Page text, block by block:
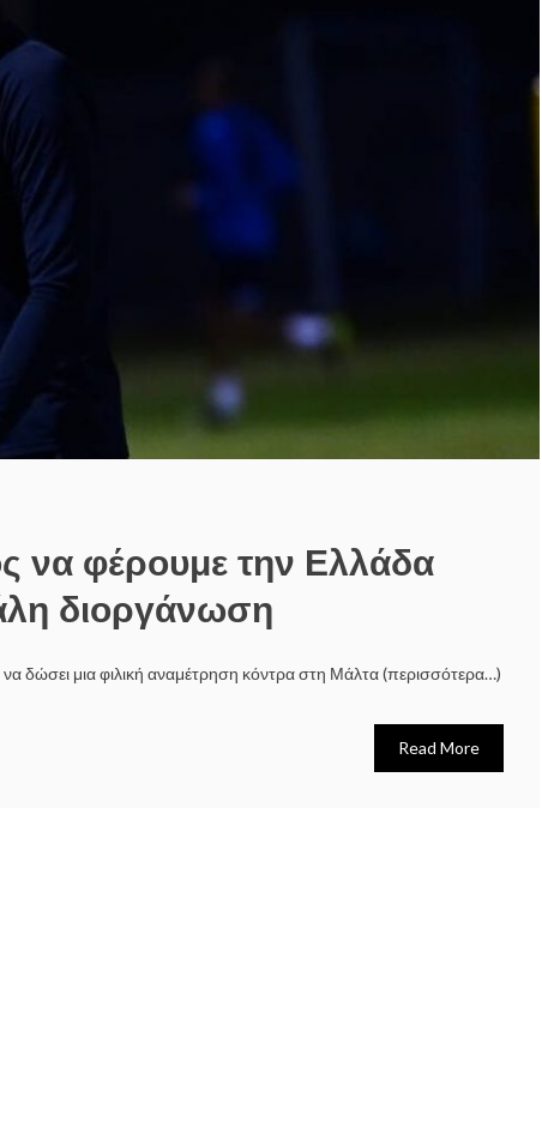
να φέρουμε την Ελλάδα
διοργάνωση
να δώσει μια φιλική αναμέτρηση κόντρα στη Μάλτα (περισσότερα…)
Read More